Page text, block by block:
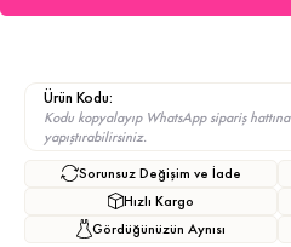
Ürün Kodu:
Kodu kopyalayıp WhatsApp sipariş hattına
yapıştırabilirsiniz.
Sorunsuz Değişim ve İade
Hızlı Kargo
Gördüğünüzün Aynısı